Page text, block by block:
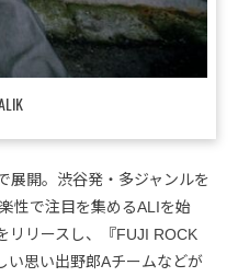
展開。渋谷発・多ジャンルを
性で注目を集めるALIを始
リリースし、『FUJI ROCK
い思い出野郎Aチームなどが